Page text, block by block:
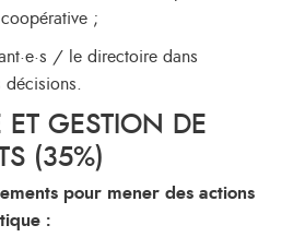
;
/ le directoire dans
décisions.
ET GESTION DE
(35%)
pour mener des actions
: